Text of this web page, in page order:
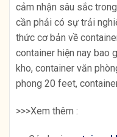
cảm nhận sâu sắc
cần phải có sự trải
thức cơ bản về
container hiện nay bao
kho, container văn
phong 20 feet,
>>>Xem thêm :